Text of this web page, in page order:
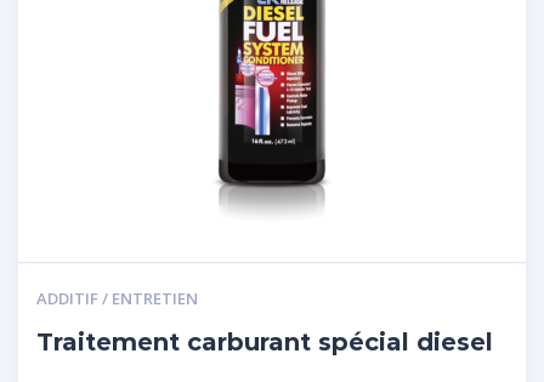
ADDITIF / ENTRETIEN
Traitement carburant spécial diesel